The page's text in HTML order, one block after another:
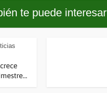
te puede interesar